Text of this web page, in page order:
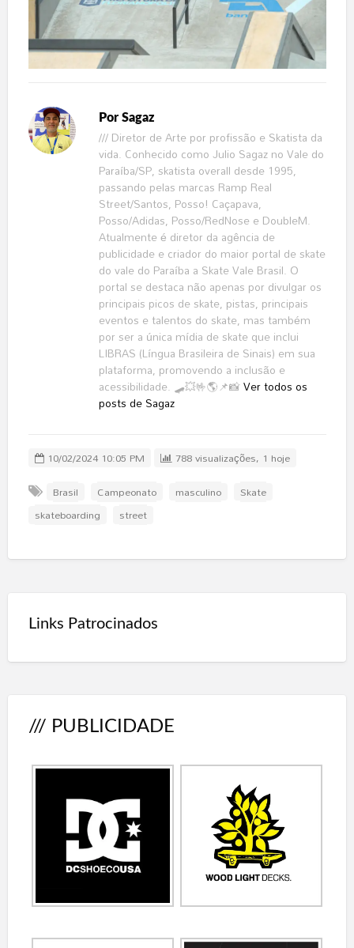
Por Sagaz
/// Diretor de Arte por profissão e Skatista da
vida. Conhecido como Julio Sagaz no Vale do
Paraíba/SP, skatista overall desde 1995,
passando pelas marcas Ramp Real
Street/Santos, Posso! Caçapava,
Posso/Adidas, Posso/RedNose e DoubleM.
Atualmente é diretor da agência de
publicidade e criador do maior portal de skate
do vale do Paraíba a Skate Vale Brasil. O
portal se destaca não apenas por divulgar os
principais picos de skate, pistas, principais
eventos e talentos do skate, mas também
por ser a única mídia de skate que inclui
LIBRAS (Língua Brasileira de Sinais) em sua
plataforma, promovendo a inclusão e
acessibilidade. 🛹💥🤟🌎📌📸Ver todos os
posts de Sagaz
10/02/2024 10:05 PM
788 visualizações, 1 hoje
Brasil
Campeonato masculino
Skate
skateboarding
street
Links Patrocinados
/// PUBLICIDADE